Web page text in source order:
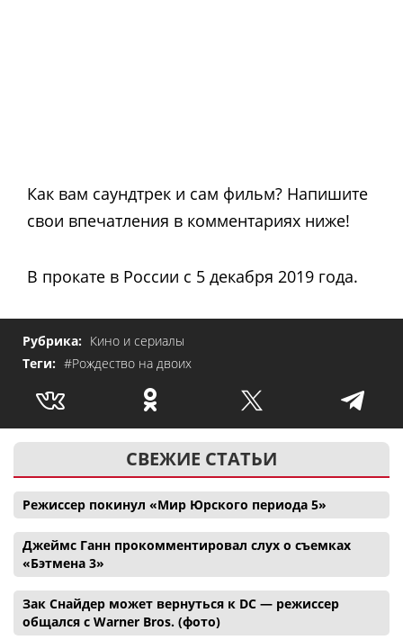
Как вам саундтрек и сам фильм? Напишите
свои впечатления в комментариях ниже!
В прокате в России с 5 декабря 2019 года.
Рубрика: Кино и сериалы
Теги: #Рождество на двоих
СВЕЖИЕ СТАТЬИ
Режиссер покинул «Мир Юрского периода 5»
Джеймс Ганн прокомментировал слух о съемках
«Бэтмена 3»
Зак Снайдер может вернуться к DC — режиссер
общался с Warner Bros. (фото)